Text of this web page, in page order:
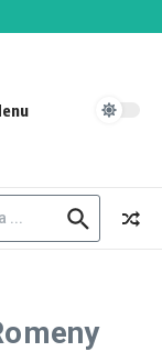
Dijadikan
Palabuhanratu